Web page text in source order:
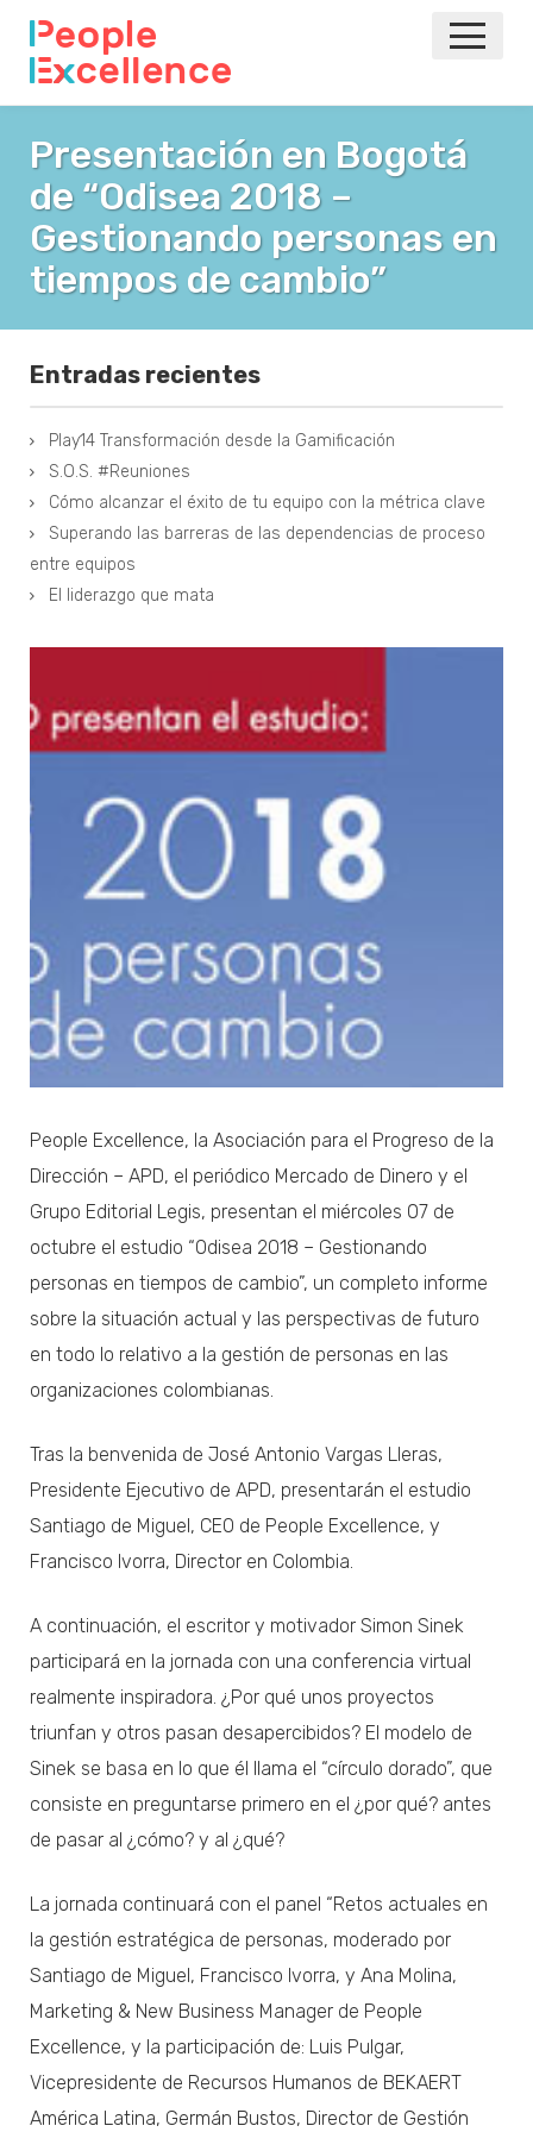
NOTICIAS
EVENTOS
VOLVER A LA PRINCIPAL
Presentación en Bogotá
de “Odisea 2018 –
Gestionando personas en
tiempos de cambio”
Entradas recientes
Play14 Transformación desde la Gamificación
S.O.S. #Reuniones
Cómo alcanzar el éxito de tu equipo con la métrica clave
Superando las barreras de las dependencias de proceso
entre equipos
El liderazgo que mata
People Excellence, la Asociación para el Progreso de la
Dirección – APD, el periódico Mercado de Dinero y el
Grupo Editorial Legis, presentan el miércoles 07 de
octubre el estudio “Odisea 2018 – Gestionando
personas en tiempos de cambio”, un completo informe
sobre la situación actual y las perspectivas de futuro
en todo lo relativo a la gestión de personas en las
organizaciones colombianas.
Tras la benvenida de José Antonio Vargas Lleras,
Presidente Ejecutivo de APD, presentarán el estudio
Santiago de Miguel, CEO de People Excellence, y
Francisco Ivorra, Director en Colombia.
A continuación, el escritor y motivador Simon Sinek
participará en la jornada con una conferencia virtual
realmente inspiradora. ¿Por qué unos proyectos
triunfan y otros pasan desapercibidos? El modelo de
Sinek se basa en lo que él llama el “círculo dorado”, que
consiste en preguntarse primero en el ¿por qué? antes
de pasar al ¿cómo? y al ¿qué?
La jornada continuará con el panel “Retos actuales en
la gestión estratégica de personas, moderado por
Santiago de Miguel, Francisco Ivorra, y Ana Molina,
Marketing & New Business Manager de People
Excellence, y la participación de: Luis Pulgar,
Vicepresidente de Recursos Humanos de BEKAERT
América Latina, Germán Bustos, Director de Gestión